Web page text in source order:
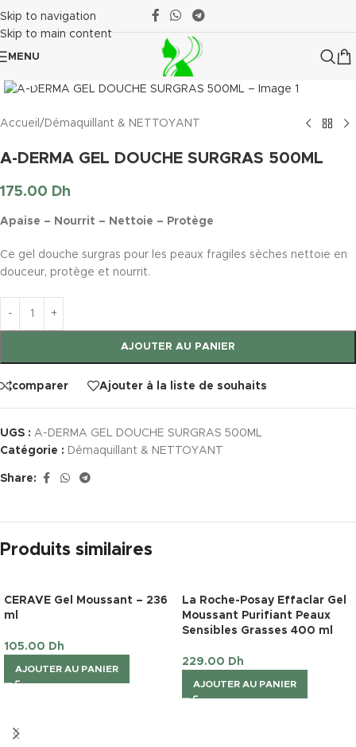
Skip to navigation
Skip to main content
MENU
Accueil / Démaquillant & NETTOYANT
A-DERMA GEL DOUCHE SURGRAS 500ML
175.00 Dh
Apaise – Nourrit – Nettoie – Protège
Ce gel douche surgras pour les peaux fragiles sèches nettoie en
douceur, protège et nourrit.
AJOUTER AU PANIER
comparer Ajouter à la liste de souhaits
UGS : A-DERMA GEL DOUCHE SURGRAS 500ML
Catégorie : Démaquillant & NETTOYANT
Share:
Produits similaires
CERAVE Gel Moussant – 236
ml
105.00 Dh
AJOUTER AU PANIER
La Roche-Posay Effaclar Gel
Moussant Purifiant Peaux
Sensibles Grasses 400 ml
229.00 Dh
AJOUTER AU PANIER